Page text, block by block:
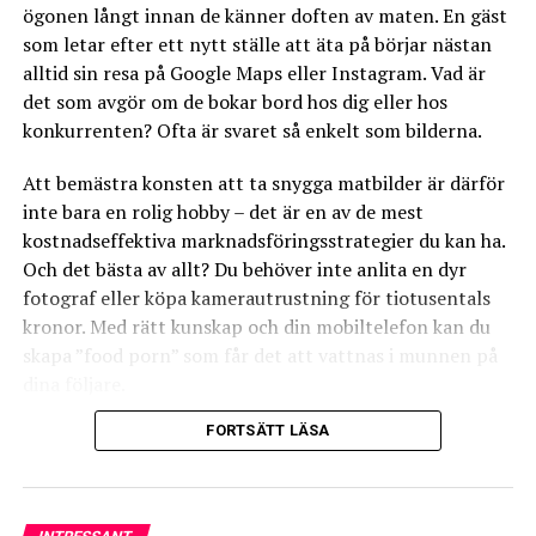
man på köpet. Vill man för säkerhets skull göra ett val i
sammanhanget, anses trähyllor av hävd vara det bästa
hyllmaterialet för att dämpa eventuella minimala
vibrationer.
● Vinkylen bör ha tonad ruta, eller ruta med UV-filter i
dörren, för att inte ljuset ska påverka vinerna som
förvaras i montern.
● Vinkylar med flera temperaturzoner: Den kallaste
delen är vanligen längst ner och det utnyttjas så att vita
viner förvaras där och röda i den övre delen av vinkylen.
● Luftfuktigheten i en vinkyl bör vara mellan 50‒75
procent. Skälet till detta är att korkarna i vinflaskorna
ögonen långt innan de känner doften av maten. En gäst
som letar efter ett nytt ställe att äta på börjar nästan
alltid sin resa på Google Maps eller Instagram. Vad är
det som avgör om de bokar bord hos dig eller hos
konkurrenten? Ofta är svaret så enkelt som bilderna.
Att bemästra konsten att ta snygga matbilder är därför
inte bara en rolig hobby – det är en av de mest
kostnadseffektiva marknadsföringsstrategier du kan ha.
Och det bästa av allt? Du behöver inte anlita en dyr
fotograf eller köpa kamerautrustning för tiotusentals
kronor. Med rätt kunskap och din mobiltelefon kan du
skapa ”food porn” som får det att vattnas i munnen på
Här går vi igenom allt du behöver veta för att lyfta din
1. Ljuset är nyckeln till framgång
FORTSÄTT LÄSA